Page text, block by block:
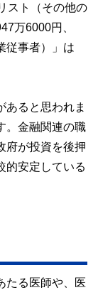
スト（その他の
万6000円、
従事者）」は
あると思われま
。金融関連の職
府が投資を後押
的安定している
たる医師や、医